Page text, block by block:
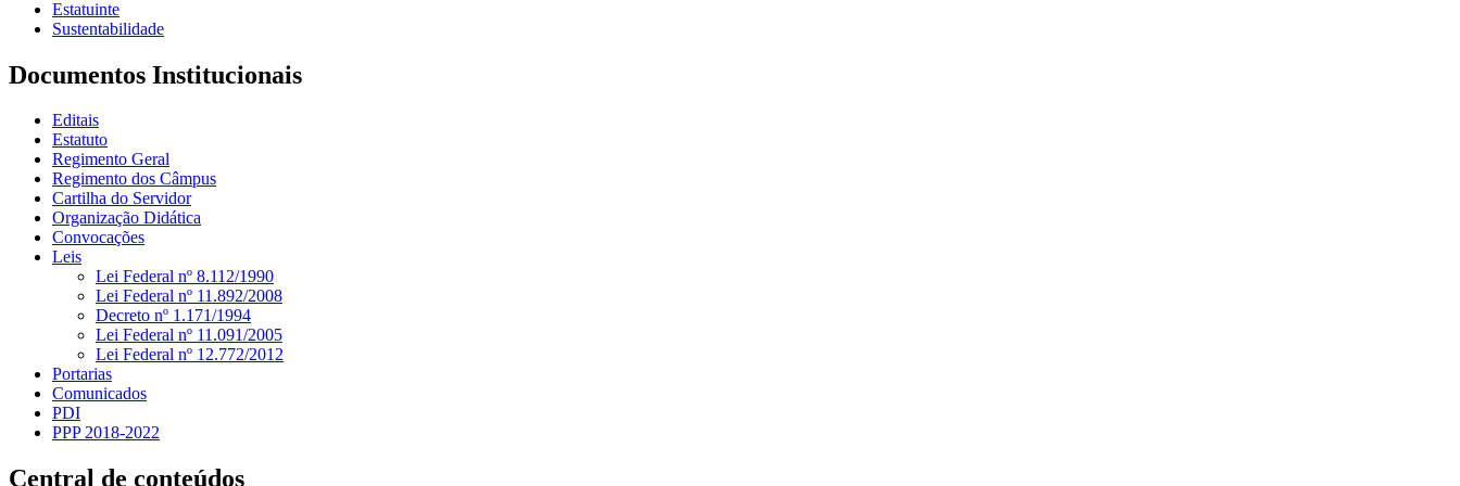
Estatuinte
Sustentabilidade
Documentos Institucionais
Editais
Estatuto
Regimento Geral
Regimento dos Câmpus
Cartilha do Servidor
Organização Didática
Convocações
Leis
Lei Federal nº 8.112/1990
Lei Federal nº 11.892/2008
Decreto nº 1.171/1994
Lei Federal nº 11.091/2005
Lei Federal nº 12.772/2012
Portarias
Comunicados
PDI
PPP 2018-2022
Central de conteúdos